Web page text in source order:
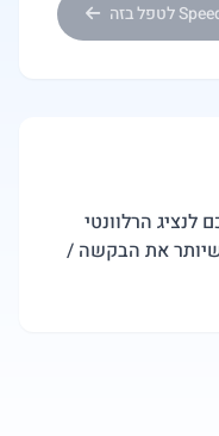
הרלוונטי
את הבקשה /